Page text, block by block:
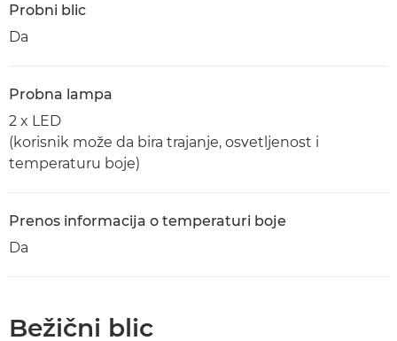
Probni blic
Da
Probna lampa
2 x LED
(korisnik može da bira trajanje, osvetljenost i
temperaturu boje)
Prenos informacija o temperaturi boje
Da
Bežični blic